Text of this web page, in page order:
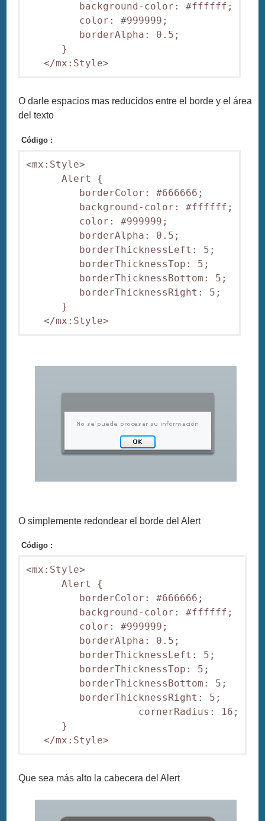
background-color: #ffffff;
color: #999999;
borderAlpha: 0.5;
}
O darle espacios mas reducidos entre el borde y el área
del texto
Código :
<mx:Style>
Alert {
borderColor: #666666;
background-color: #ffffff;
color: #999999;
borderAlpha: 0.5;
borderThicknessLeft: 5;
borderThicknessTop: 5;
borderThicknessBottom: 5;
borderThicknessRight: 5;
}
O simplemente redondear el borde del Alert
Código :
<mx:Style>
Alert {
borderColor: #666666;
background-color: #ffffff;
color: #999999;
borderAlpha: 0.5;
borderThicknessLeft: 5;
borderThicknessTop: 5;
borderThicknessBottom: 5;
borderThicknessRight: 5;
cornerRadius: 16;
}
Que sea más alto la cabecera del Alert